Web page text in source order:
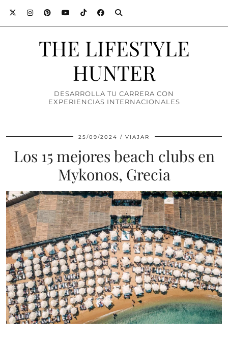
THE LIFESTYLE
HUNTER
DESARROLLA TU CARRERA CON
EXPERIENCIAS INTERNACIONALES
25/09/2024 VIAJAR
Los 15 mejores beach clubs en
Mykonos, Grecia